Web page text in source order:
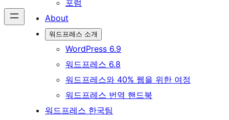
포럼
About
워드프레스 소개
WordPress 6.9
워드프레스 6.8
워드프레스와 40% 웹을 위한 여정
워드프레스 번역 핸드북
워드프레스 한국팀